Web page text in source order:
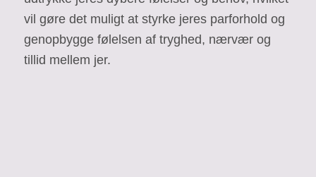
vil gøre det muligt at styrke jeres parforhold og
genopbygge følelsen af tryghed, nærvær og
tillid mellem jer.